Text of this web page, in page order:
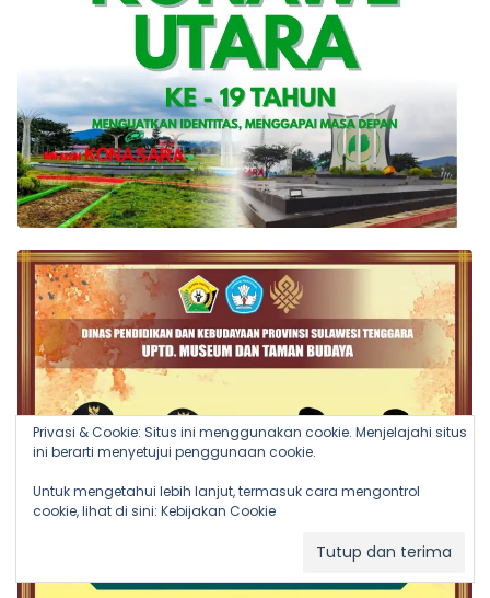
Privasi & Cookie: Situs ini menggunakan cookie. Menjelajahi situs
ini berarti menyetujui penggunaan cookie.
Untuk mengetahui lebih lanjut, termasuk cara mengontrol
cookie, lihat di sini: Kebijakan Cookie